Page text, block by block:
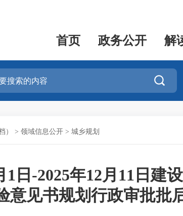
首页 政务公开 解

） > 领域信息公开 > 城乡规划
日-2025年12月11日建
意见书规划行政审批批